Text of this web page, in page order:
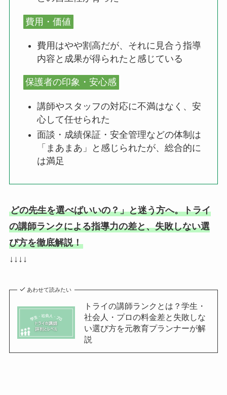
費用・価値
費用はやや割高だが、それに見合う指導
内容と成果が得られたと感じている
保護者の印象・安心感
講師やスタッフの対応に不満はなく、安
心して任せられた
面談・成績保証・安全管理などの体制は
「まあまあ」と感じられたが、総合的に
は満足
どの先生を選べばいいの？」と迷う方へ。トライ
の講師ランクによる指導力の差と、失敗しない選
び方を徹底解説！
↓↓↓↓
あわせて読みたい
トライの講師ランクとは？学生・
社会人・プロの料金差と失敗しな
い選び方を元教育プランナーが解
説